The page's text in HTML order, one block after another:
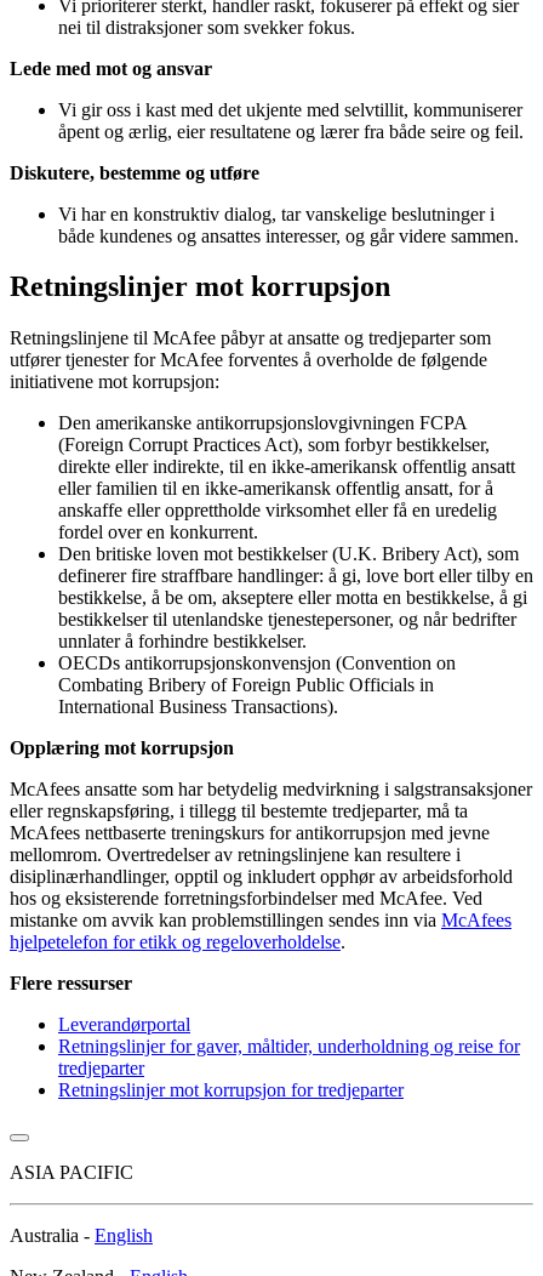
Vi prioriterer sterkt, handler raskt, fokuserer på effekt og sier
nei til distraksjoner som svekker fokus.
Lede med mot og ansvar
Vi gir oss i kast med det ukjente med selvtillit, kommuniserer
åpent og ærlig, eier resultatene og lærer fra både seire og feil.
Diskutere, bestemme og utføre
Vi har en konstruktiv dialog, tar vanskelige beslutninger i
både kundenes og ansattes interesser, og går videre sammen.
Retningslinjer mot korrupsjon
Retningslinjene til McAfee påbyr at ansatte og tredjeparter som
utfører tjenester for McAfee forventes å overholde de følgende
initiativene mot korrupsjon:
Den amerikanske antikorrupsjonslovgivningen FCPA
(Foreign Corrupt Practices Act), som forbyr bestikkelser,
direkte eller indirekte, til en ikke-amerikansk offentlig ansatt
eller familien til en ikke-amerikansk offentlig ansatt, for å
anskaffe eller opprettholde virksomhet eller få en uredelig
fordel over en konkurrent.
Den britiske loven mot bestikkelser (U.K. Bribery Act), som
definerer fire straffbare handlinger: å gi, love bort eller tilby en
bestikkelse, å be om, akseptere eller motta en bestikkelse, å gi
bestikkelser til utenlandske tjenestepersoner, og når bedrifter
unnlater å forhindre bestikkelser.
OECDs antikorrupsjonskonvensjon (Convention on
Combating Bribery of Foreign Public Officials in
International Business Transactions).
Opplæring mot korrupsjon
McAfees ansatte som har betydelig medvirkning i salgstransaksjoner
eller regnskapsføring, i tillegg til bestemte tredjeparter, må ta
McAfees nettbaserte treningskurs for antikorrupsjon med jevne
mellomrom. Overtredelser av retningslinjene kan resultere i
disiplinærhandlinger, opptil og inkludert opphør av arbeidsforhold
hos og eksisterende forretningsforbindelser med McAfee. Ved
mistanke om avvik kan problemstillingen sendes inn via McAfees
hjelpetelefon for etikk og regeloverholdelse.
Flere ressurser
Leverandørportal
Retningslinjer for gaver, måltider, underholdning og reise for
tredjeparter
Retningslinjer mot korrupsjon for tredjeparter
ASIA PACIFIC
Australia - English